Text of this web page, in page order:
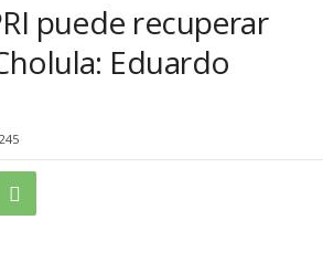
puede recuperar
Eduardo